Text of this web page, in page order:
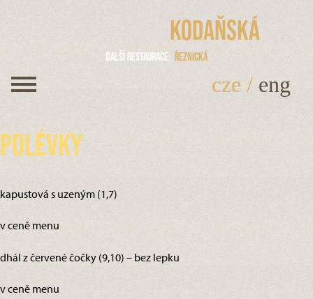
Kodaňská
Další restaurace Řeznická
cze / eng
Polévky
kapustová s uzeným (1,7)
v ceně menu
dhál z červené čočky (9,10) – bez lepku
v ceně menu